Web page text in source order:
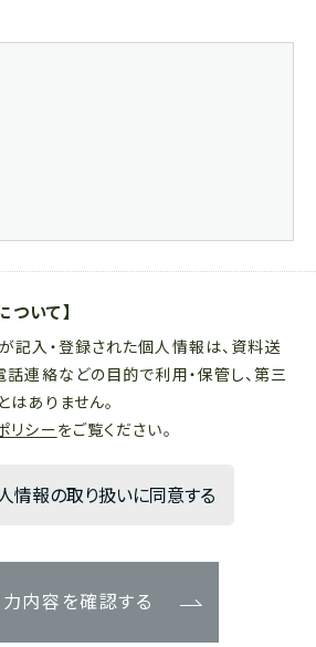
ついて】
記入・登録された個人情報は、資料送
話連絡などの目的で利用・保管し、第三
はありません。
リシーをご覧ください。
情報の取り扱いに同意する
内容を確認する